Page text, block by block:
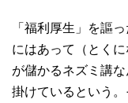
「福利厚生」を謳
にはあって（とく
が儲かるネズミ講
掛けているという